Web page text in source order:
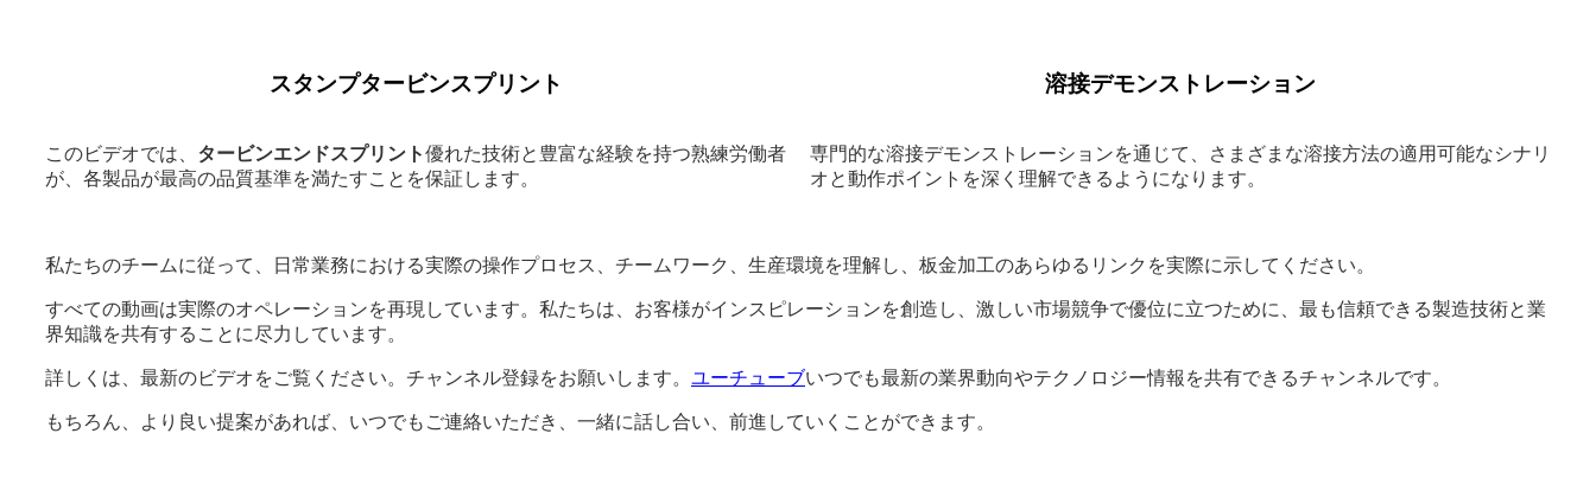
スタンプタービンスプリント
このビデオでは、 タービンエンドスプリント優れた技術と豊富な経験を持つ熟練労働者
が、各製品が最高の品質基準を満たすことを保証します。
溶接デモンストレーション
専門的な溶接デモンストレーションを通じて、さまざまな溶接方法の適用可能なシナリ
オと動作ポイントを深く理解できるようになります。
私たちのチームに従って、日常業務における実際の操作プロセス、チームワーク、生産環境を理解し、板金加工のあらゆるリンクを実際に示してください。
すべての動画は実際のオペレーションを再現しています。私たちは、お客様がインスピレーションを創造し、激しい市場競争で優位に立つために、最も信頼できる製造技術と業
界知識を共有することに尽力しています。
詳しくは、最新のビデオをご覧ください。チャンネル登録をお願いします。 ユーチューブいつでも最新の業界動向やテクノロジー情報を共有できるチャンネルです。
もちろん、より良い提案があれば、いつでもご連絡いただき、一緒に話し合い、前進していくことができます。